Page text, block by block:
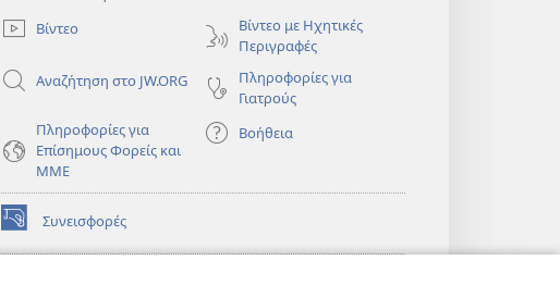
παράθυρο)
Βίντεο
Βίντεο με Ηχητικές
Περιγραφές
Αναζήτηση στο JW.ORG
Πληροφορίες για
Γιατρούς
Πληροφορίες για
Επίσημους Φορείς και
ΜΜΕ
Βοήθεια
Συνεισφορές
(ανοίγει
νέο